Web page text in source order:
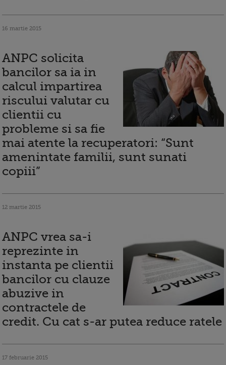
16 martie 2015
ANPC solicita
bancilor sa ia in
calcul impartirea
riscului valutar cu
clientii cu
probleme si sa fie
mai atente la recuperatori: “Sunt
amenintate familii, sunt sunati
copiii”
12 martie 2015
ANPC vrea sa-i
reprezinte in
instanta pe clientii
bancilor cu clauze
abuzive in
contractele de
credit. Cu cat s-ar putea reduce ratele
17 februarie 2015